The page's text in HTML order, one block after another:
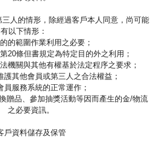
人的情形，除經過客戶本人同意，尚可能
有以下情形：
的範圍作業利用之必要；
20條但書規定為特定目的外之利用；
機關與其他有權基於法定程序之要求；
護其他會員或第三人之合法權益；
員服務系統的正常運作；
贈品、參加抽獎活動等因而產生的金/物流
之必要資訊。
戶資料儲存及保管